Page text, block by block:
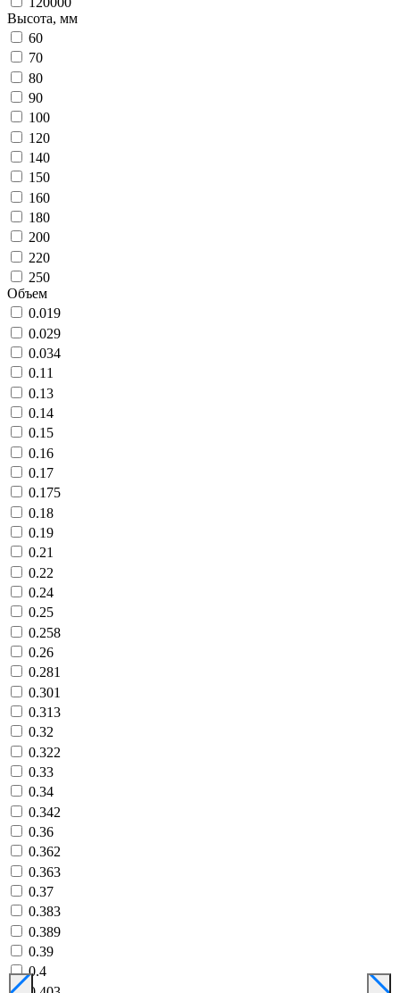
Высота, мм
60
70
80
90
100
120
140
150
160
180
200
220
250
Объем
0.019
0.029
0.034
0.11
0.13
0.14
0.15
0.16
0.17
0.175
0.18
0.19
0.21
0.22
0.24
0.25
0.258
0.26
0.281
0.301
0.313
0.32
0.322
0.33
0.34
0.342
0.36
0.362
0.363
0.37
0.383
0.389
0.39
0.4